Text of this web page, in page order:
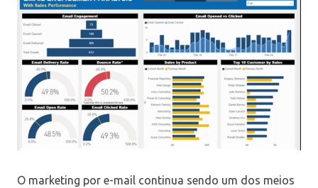
O marketing por e-mail continua sendo um dos meios